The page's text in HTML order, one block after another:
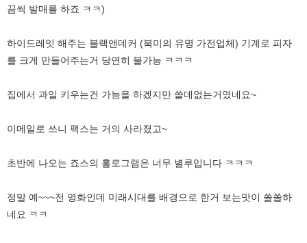
끔씩 발매를 하죠 ㅋㅋ)
하이드레잇 해주는 블랙앤데커 (북미의 유명 가전업체) 기계로 피자
를 크게 만들어주는거 당연히 불가능 ㅋㅋㅋ
집에서 과일 키우는건 가능을 하겠지만 쓸데없는거였네요~
이메일로 쓰니 팩스는 거의 사라졌고~
초반에 나오는 죠스의 홀로그램은 너무 별루입니다 ㅋㅋㅋ
정말 예~~~전 영화인데 미래시대를 배경으로 한거 보는맛이 쏠쏠하
네요 ㅋㅋ